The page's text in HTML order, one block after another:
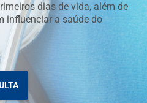
dias de vida, além de
influenciar a saúde do